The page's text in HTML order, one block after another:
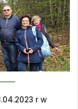
r w